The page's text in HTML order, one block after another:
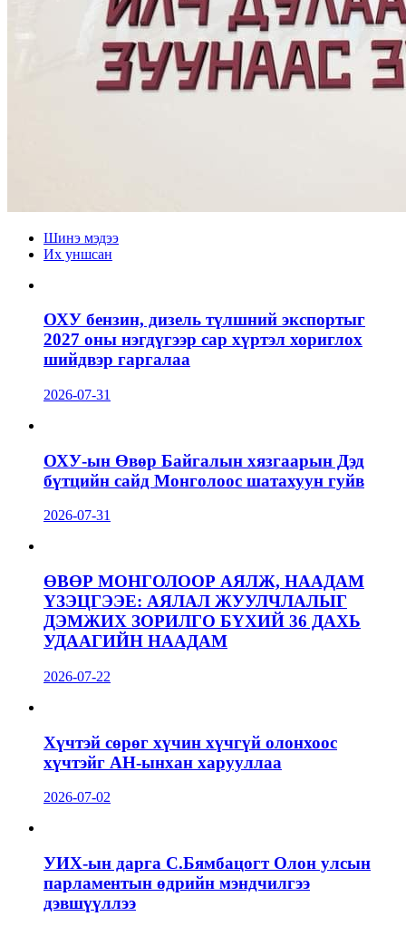
Шинэ мэдээ
Их уншсан
ОХУ бензин, дизель түлшний экспортыг
2027 оны нэгдүгээр сар хүртэл хориглох
шийдвэр гаргалаа
2026-07-31
ОХУ-ын Өвөр Байгалын хязгаарын Дэд
бүтцийн сайд Монголоос шатахуун гуйв
2026-07-31
ӨВӨР МОНГОЛООР АЯЛЖ, НААДАМ
ҮЗЭЦГЭЭЕ: АЯЛАЛ ЖУУЛЧЛАЛЫГ
ДЭМЖИХ ЗОРИЛГО БҮХИЙ 36 ДАХЬ
УДААГИЙН НААДАМ
2026-07-22
Хүчтэй сөрөг хүчин хүчгүй олонхоос
хүчтэйг АН-ынхан харууллаа
2026-07-02
УИХ-ын дарга С.Бямбацогт Олон улсын
парламентын өдрийн мэндчилгээ
дэвшүүллээ